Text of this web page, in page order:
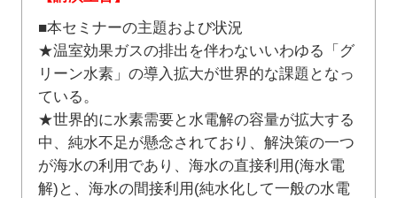
■本セミナーの主題および状況
★温室効果ガスの排出を伴わないいわゆる「グ
リーン水素」の導入拡大が世界的な課題となっ
ている。
★世界的に水素需要と水電解の容量が拡大する
中、純水不足が懸念されており、解決策の一つ
が海水の利用であり、海水の直接利用(海水電
解)と、海水の間接利用(純水化して一般の水電